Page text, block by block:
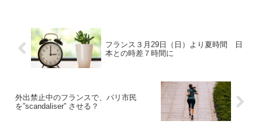
フランス３月29日（日）より夏時間 日
本との時差７時間に
外出禁止中のフランスで、パリ市民
を”scandaliser” させる？